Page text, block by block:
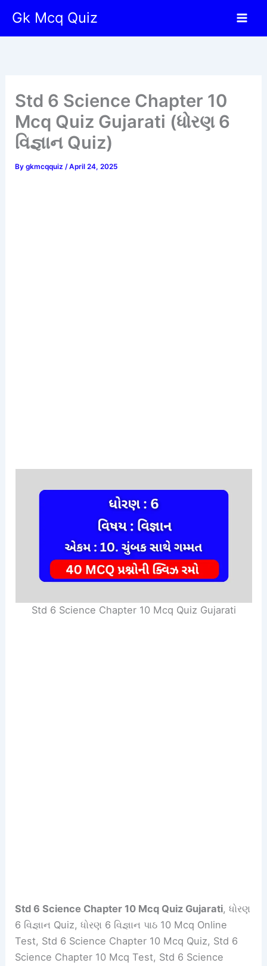
content
Gk Mcq Quiz
Std 6 Science Chapter 10
Mcq Quiz Gujarati (ધોરણ 6
વિજ્ઞાન Quiz)
Bygkmcqquiz/April 24, 2025
Std 6 Science Chapter 10 Mcq Quiz Gujarati
Std 6 Science Chapter 10 Mcq Quiz Gujarati, ધોરણ
6 વિજ્ઞાન Quiz, ધોરણ 6 વિજ્ઞાન પાઠ 10 Mcq Online
Test, Std 6 Science Chapter 10 Mcq Quiz, Std 6
Science Chapter 10 Mcq Test, Std 6 Science